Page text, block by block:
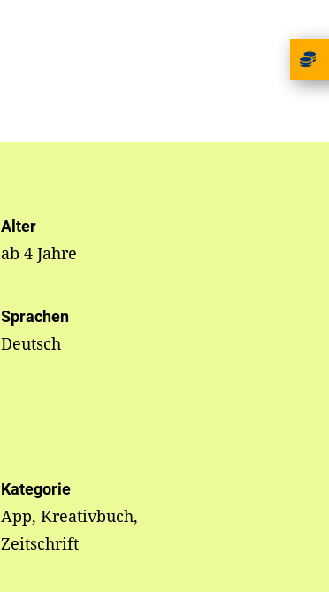
Alter
ab 4 Jahre
Sprachen
Deutsch
Kategorie
App, Kreativbuch,
Zeitschrift